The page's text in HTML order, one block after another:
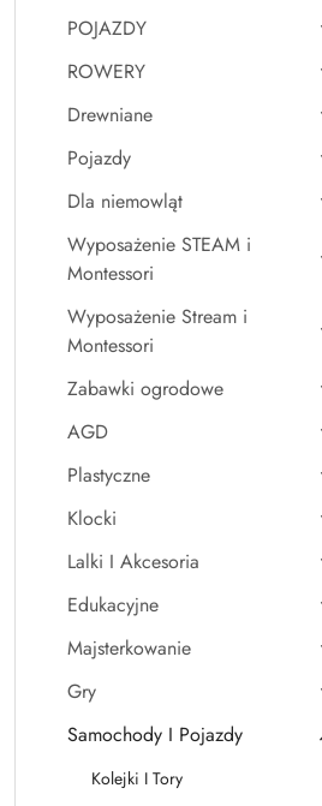
POJAZDY
ROWERY
Drewniane
Pojazdy
Dla niemowląt
Wyposażenie STEAM i
Montessori
Wyposażenie Stream i
Montessori
Zabawki ogrodowe
AGD
Plastyczne
Klocki
Lalki I Akcesoria
Edukacyjne
Majsterkowanie
Gry
Samochody I Pojazdy
Kolejki I Tory